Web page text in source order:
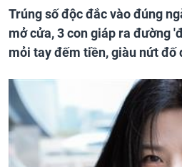
Trúng số độc đắc vào đúng
mở cửa, 3 con giáp ra đường
mỏi tay đếm tiền, giàu nứt đố